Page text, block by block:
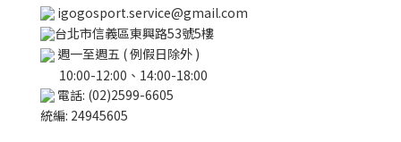
igogosport.service@gmail.com
台北市信義區東興路53號5樓
週一至週五 ( 例假日除外 )
10:00-12:00、14:00-18:00
電話: (02)2599-6605
統編: 24945605